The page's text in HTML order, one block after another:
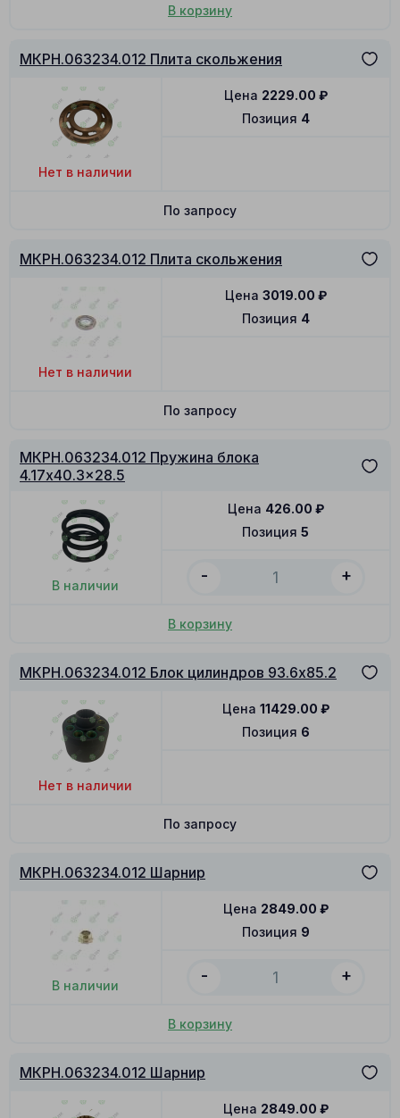
В корзину
МКРН.063234.012 Плита скольжения
Нет в наличии
Позиция 4
Цена 2229.00 ₽
По запросу
МКРН.063234.012 Плита скольжения
Нет в наличии
Позиция 4
Цена 3019.00 ₽
По запросу
МКРН.063234.012 Пружина блока
4.17x40.3x28.5
В наличии
Позиция 5
Цена 426.00 ₽
- +
В корзину
МКРН.063234.012 Блок цилиндров 93.6x85.2
Нет в наличии
Позиция 6
Цена 11429.00 ₽
По запросу
МКРН.063234.012 Шарнир
В наличии
Позиция 9
Цена 2849.00 ₽
- +
В корзину
МКРН.063234.012 Шарнир
Цена 2849.00 ₽